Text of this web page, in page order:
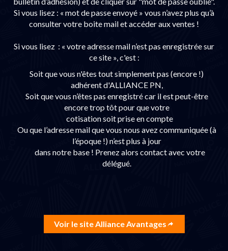
Si vous lisez : « mot de passe envoyé » vous n’avez plus qu’à
consulter votre boite mail et accéder aux ventes !
Si vous lisez : « votre adresse mail n’est pas enregistrée sur
ce site », c'est :
Soit que vous n'êtes tout simplement pas (encore !)
adhérent d'ALLIANCE PN,
Soit que vous n’êtes pas enregistré car il est peut-être
encore trop tôt pour que votre
cotisation soit prise en compte
Ou que l’adresse mail que vous nous avez communiquée (à
l’époque !) n’est plus à jour
dans notre base ! Prenez alors contact avec votre
délégué.
Voir le site Alliance Avantages